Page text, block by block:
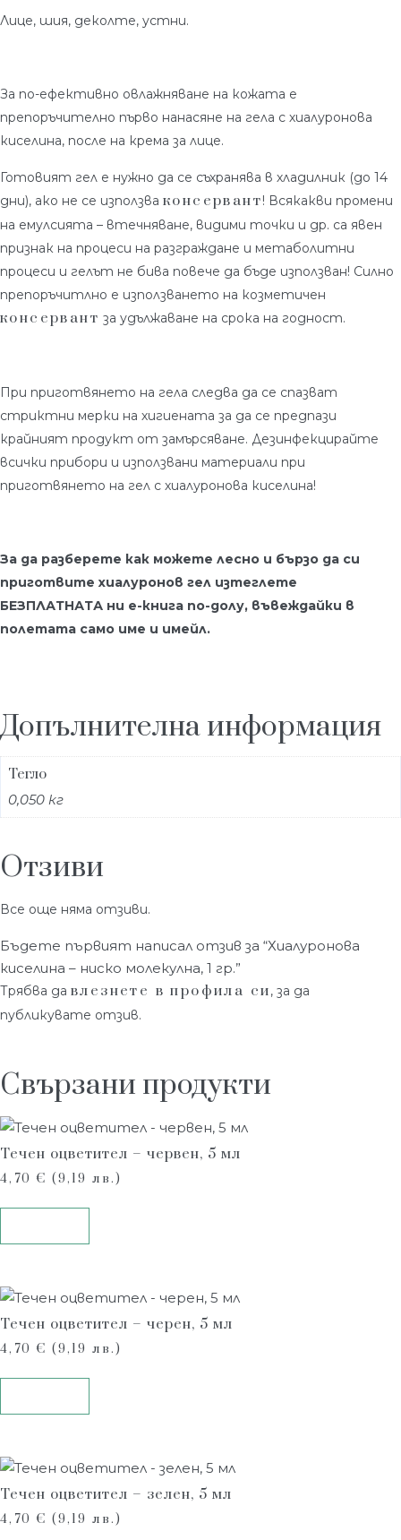
Лице, шия, деколте, устни.
За по-ефективно овлажняване на кожата е
препоръчително първо нанасяне на гела с хиалуронова
киселина, после на крема за лице.
Готовият гел е нужно да се съхранява в хладилник (до 14
дни), ако не се използва консервант! Всякакви промени
на емулсията – втечняване, видими точки и др. са явен
признак на процеси на разграждане и метаболитни
процеси и гелът не бива повече да бъде използван! Силно
препоръчитлно е използването на козметичен
консервант за удължаване на срока на годност.
При приготвянето на гела следва да се спазват
стриктни мерки на хигиената за да се предпази
крайният продукт от замърсяване. Дезинфекцирайте
всички прибори и използвани материали при
приготвянето на гел с хиалуронова киселина!
За да разберете как можете лесно и бързо да си
приготвите хиалуронов гел изтеглете
БЕЗПЛАТНАТА ни е-книга по-долу, въвеждайки в
полетата само име и имейл.
Допълнителна информация
Тегло
0,050 кг
Отзиви
Все още няма отзиви.
Бъдете първият написал отзив за “Хиалуронова
киселина – ниско молекулна, 1 гр.”
Трябва да влезнете в профила си, за да
публикувате отзив.
Свързани продукти
Течен оцветител – червен, 5 мл
4,70€ (9,19 лв.)
Течен оцветител – черен, 5 мл
4,70€ (9,19 лв.)
Течен оцветител – зелен, 5 мл
4,70€ (9,19 лв.)